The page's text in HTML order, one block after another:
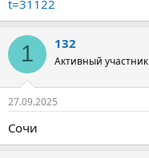
t=31122
1 132
Активный участник
27.09.2025
Сочи